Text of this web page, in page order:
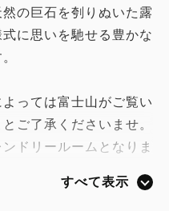
の巨石を刳りぬいた露
に思いを馳せる豊かな
っては富士山がご覧い
ご了承くださいませ。
ドリールームとなりま
らをご一読ください。
すべて表示